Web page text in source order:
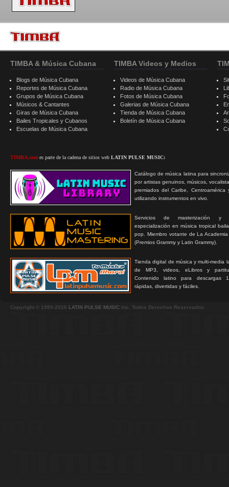
TIMBA & Música Cubana
Blogs de Música Cubana
Reportes de Música Cubana
Grupos de Música Cubana
Músicos & Cantantes
Giras de Música Cubana
Bailes Tropicales y Cubanos
Escuelas de Música Cubana
TIMBA.com es parte de la cadena de sitios web LATIN PULSE MUSIC:
Catálogo de música latina para
por artistas genuinos, músicos,
premiados del Caribe, Centroamérica
utilizando instrumentos en vivo.
Servicios de masterización y
especialización en música tropical
pop. Miembro votante de La
(Premios Grammy y Latin Grammy).
Tienda digital de música y multi-media
de MP3, videos, eLibros y
Contenido latino para descargas
rápidas, divertidas y fáciles.
TIMBA Videos y Medios
Videos de Música Cubana
Radio de Música Cubana
Fotos de Música Cubana
Galerias de Música Cubana
Tienda de Música Cubana
Boletín de Música Cubana
Copyright © 1999-2026 LATIN PULSE MUSIC Inc. Todos Derechos Reservados.